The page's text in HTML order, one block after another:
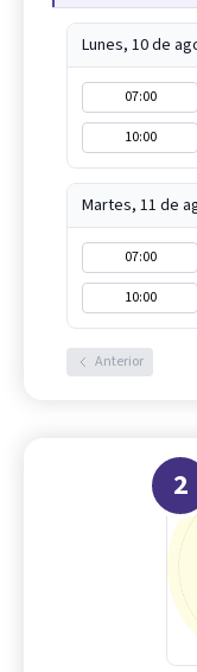
Lunes, 10 de
07:00
10:00
Martes, 11 de
07:00
10:00
Anterior
2